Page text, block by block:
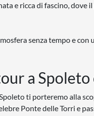
e ricca di fascino,
senza tempo e
a
ti porteremo alla
Ponte delle Torri e